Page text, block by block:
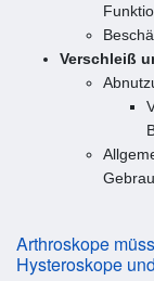
Verschleiß
Arthroskope
Hysteroskope